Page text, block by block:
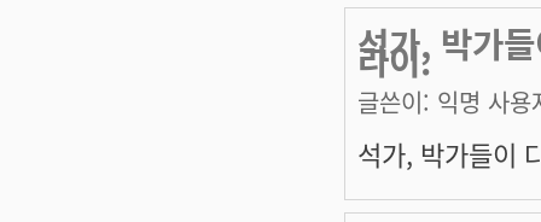
석가, 박가
라이.
글쓴이: 익명 사용
석가, 박가들이